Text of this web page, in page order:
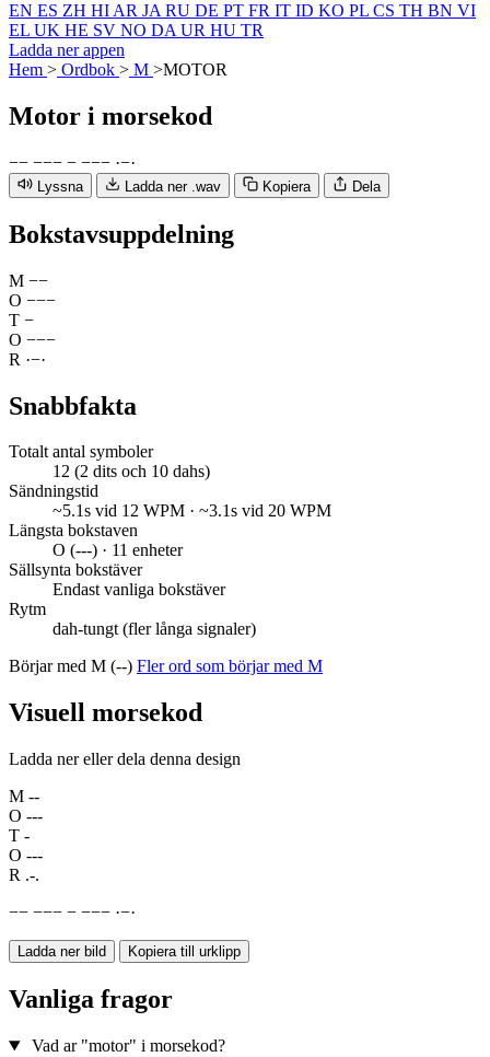
EN ES ZH HI AR JA RU DE PT FR IT ID KO PL CS TH BN VI
EL UK HE SV NO DA UR HU TR
Ladda ner appen
Hem > Ordbok > M >MOTOR
Motor i morsekod
−− −−− − −−− ·−·
Lyssna Ladda ner .wav Kopiera Dela
Bokstavsuppdelning
M −−
O −−−
T −
O −−−
R ·−·
Snabbfakta
Totalt antal symboler
12 (2 dits och 10 dahs)
Sändningstid
~5.1s vid 12 WPM · ~3.1s vid 20 WPM
Längsta bokstaven
O (---) · 11 enheter
Sällsynta bokstäver
Endast vanliga bokstäver
Rytm
dah-tungt (fler långa signaler)
Börjar med M (--) Fler ord som börjar med M
Visuell morsekod
Ladda ner eller dela denna design
M --
O ---
T -
O ---
R .-.
−− −−− − −−− ·−·
Ladda ner bild Kopiera till urklipp
Vanliga fragor
Vad ar "motor" i morsekod?